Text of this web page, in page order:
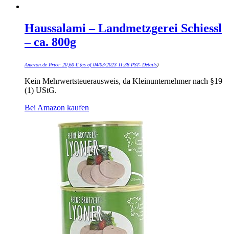
Haussalami – Landmetzgerei Schiessl
– ca. 800g
Amazon.de Price: 20,60 €(as of 04/03/2023 11:38 PST- Details)
Kein Mehrwertsteuerausweis, da Kleinunternehmer nach §19
(1) UStG.
Bei Amazon kaufen